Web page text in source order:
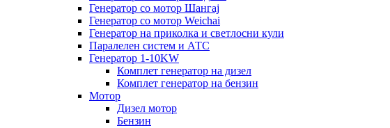
Генератор со мотор Шангај
Генератор со мотор Weichai
Генератор на приколка и светлосни кули
Паралелен систем и АТС
Генератор 1-10KW
Комплет генератор на дизел
Комплет генератор на бензин
Мотор
Дизел мотор
Бензин